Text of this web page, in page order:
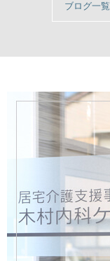
ブログ一覧